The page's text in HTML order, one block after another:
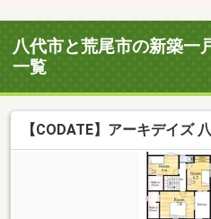
八代市と荒尾市の新築一
一覧
【CODATE】アーキデイズ